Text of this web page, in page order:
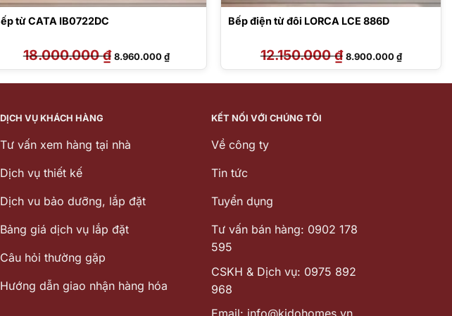
từ CATA IB0722DC
18.000.000₫ Giá
gốc
là:
8.960.000₫Giá
hiện
tại
8.960.000 ₫.
Bếp điện từ đôi LORCA LCE 886D
12.150.000₫ Giá
gốc
là:
8.900.000₫Giá
hiện
tại
8.900.000
DỊCH VỤ KHÁCH HÀNG
Tư vấn xem hàng tại nhà
Dịch vụ thiết kế
Dịch vu bảo dưỡng, lắp đặt
Bảng giá dịch vụ lắp đặt
Câu hỏi thường gặp
Hướng dẫn giao nhận hàng hóa
KẾT NỐI VỚI CHÚNG TÔI
Về công ty
Tin tức
Tuyển dụng
Tư vấn bán hàng: 0902 178
595
CSKH & Dịch vụ: 0975 892
968